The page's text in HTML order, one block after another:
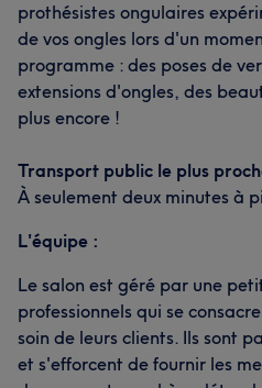
prothésistes ongulaires
de vos ongles lors d'un
programme : des poses de
extensions d'ongles, des
plus encore !
Transport public le plus
À seulement deux minutes à
L'équipe :
Le salon est géré par une
professionnels qui se
soin de leurs clients. Ils sont
et s'efforcent de fournir les